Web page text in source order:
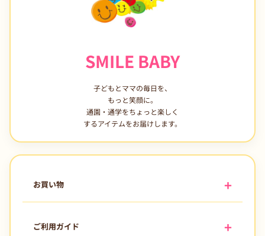
SMILE BABY
子どもとママの毎日を、
もっと笑顔に。
通園・通学をちょっと楽しく
するアイテムをお届けします。
お買い物
ご利用ガイド